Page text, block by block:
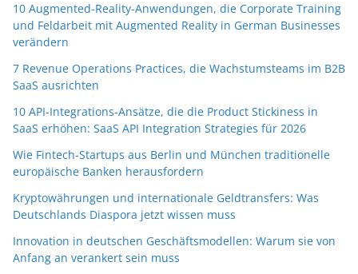
10 Augmented-Reality-Anwendungen, die Corporate Training
und Feldarbeit mit Augmented Reality in German Businesses
verändern
7 Revenue Operations Practices, die Wachstumsteams im B2B
SaaS ausrichten
10 API-Integrations-Ansätze, die die Product Stickiness in
SaaS erhöhen: SaaS API Integration Strategies für 2026
Wie Fintech-Startups aus Berlin und München traditionelle
europäische Banken herausfordern
Kryptowährungen und internationale Geldtransfers: Was
Deutschlands Diaspora jetzt wissen muss
Innovation in deutschen Geschäftsmodellen: Warum sie von
Anfang an verankert sein muss